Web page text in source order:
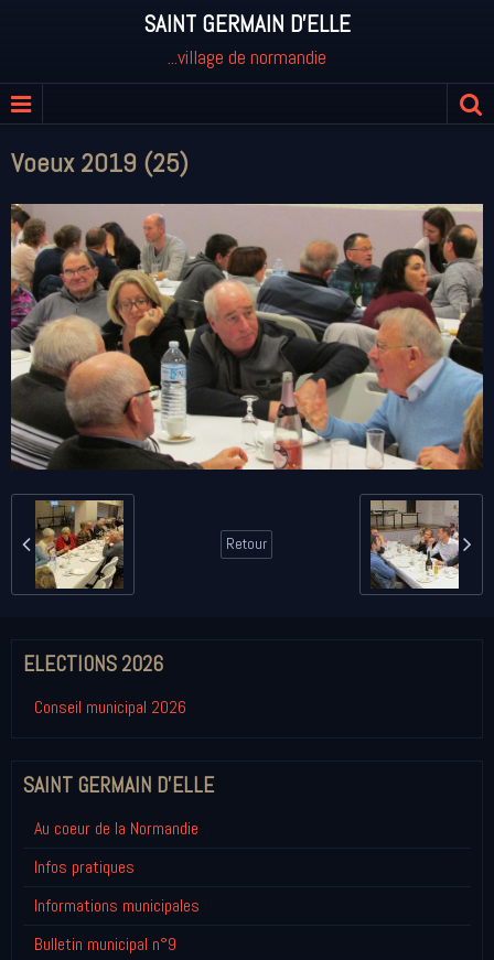
SAINT GERMAIN D'ELLE
...village de normandie
Voeux 2019 (25)
Retour
ELECTIONS 2026
Conseil municipal 2026
SAINT GERMAIN D'ELLE
Au coeur de la Normandie
Infos pratiques
Informations municipales
Bulletin municipal n°9